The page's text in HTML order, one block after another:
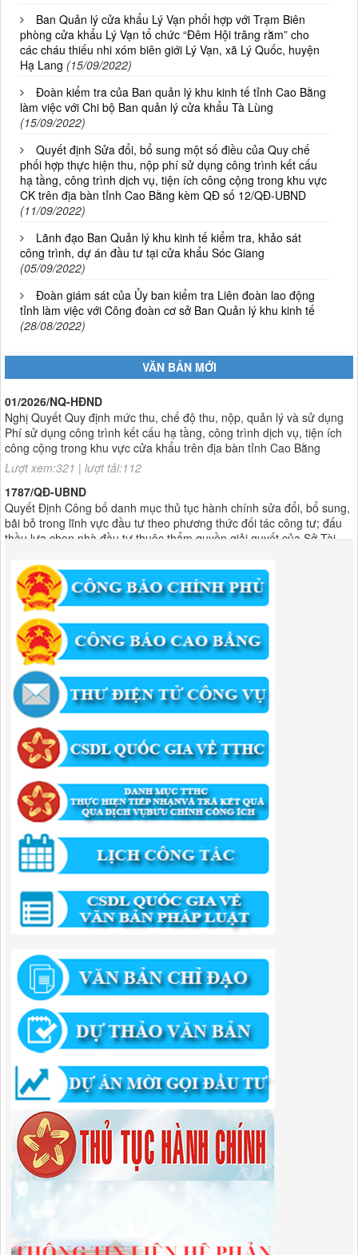
Ban Quản lý cửa khẩu Lý Vạn phối hợp với Trạm Biên
phòng cửa khẩu Lý Vạn tổ chức “Đêm Hội trăng rằm” cho
các cháu thiếu nhi xóm biên giới Lý Vạn, xã Lý Quốc, huyện
Hạ Lang (15/09/2022)
Đoàn kiểm tra của Ban quản lý khu kinh tế tỉnh Cao Bằng
làm việc với Chi bộ Ban quản lý cửa khẩu Tà Lùng
(15/09/2022)
Quyết định Sửa đổi, bổ sung một số điều của Quy chế
phối hợp thực hiện thu, nộp phí sử dụng công trình kết cấu
hạ tầng, công trình dịch vụ, tiện ích công cộng trong khu vực
CK trên địa bàn tỉnh Cao Bằng kèm QĐ số 12/QĐ-UBND
(11/09/2022)
Lãnh đạo Ban Quản lý khu kinh tế kiểm tra, khảo sát
công trình, dự án đầu tư tại cửa khẩu Sóc Giang
(05/09/2022)
Đoàn giám sát của Ủy ban kiểm tra Liên đoàn lao động
tỉnh làm việc với Công đoàn cơ sở Ban Quản lý khu kinh tế
(28/08/2022)
VĂN BẢN MỚI
01/2026/NQ-HĐND
Nghị Quyết Quy định mức thu, chế độ thu, nộp, quản lý và sử dụng
Phí sử dụng công trình kết cấu hạ tầng, công trình dịch vụ, tiện ích
công cộng trong khu vực cửa khẩu trên địa bàn tỉnh Cao Bằng
Lượt xem:321 | lượt tải:112
1787/QĐ-UBND
Quyết Định Công bố danh mục thủ tục hành chính sửa đổi, bổ sung,
bãi bỏ trong lĩnh vực đầu tư theo phương thức đối tác công tư; đấu
thầu lựa chọn nhà đầu tư thuộc thẩm quyền giải quyết của Sở Tài
chính, Ban Quản lý Khu kinh tế tỉnh, UBND cấp xã tỉnh CB
182/QĐ-BQLKKT
Quyết Định Công khai điều chỉnh, bổ sung Kế hoạch vốn đầu tư
công năm 2025
Lượt xem:459 | lượt tải:351
1174/QĐ-UBND
QUYẾT ĐỊNH Về việc công bố danh mục thủ tục HC được sửa đổi,bổ
sung và phê duyệt quy trình nội bộ giải quyết TTHC trong lĩnh vực
hoạt động xây dựng theo quy định phân quyền,phân cấp,phân định
thẩm quyền thuộc phạm vi giải quyết của Ban QLKKT
Lượt xem:437 | lượt tải:525
346/QĐ-UBND
hành chính trong lĩnh vực khu công nghiệp, khu kinh tế thuộc thẩm
quyền giải quyết của Ban Quản lý Khu kinh tế tỉnh Cao Bằng
Lượt xem:515 | lượt tải:318
55/QĐ-BQLKKT
QUYẾT ĐỊNH Công khai điều chỉnh, bổ sung Kế hoạch vốn đầu tư
Lượt xem:825 | lượt tải:422
294/QĐ-UBND
hành chính trong lĩnh vực đầu tư tại Việt Nam thuộc thẩm quyền giải
quyết của Ban Quản lý Khu kinh tế tỉnh Cao Bằng
Lượt xem:674 | lượt tải:203
292/QĐ-UBND
Quyết định về việc công bố danh mục thủ tục hành chính mới ban
hành trong lĩnh vực khu công nghiệp, khu kinh tế thuộc thẩm quyền
giải quyết của Ban Quản lý Khu kinh tế tỉnh Cao Bằng
Lượt xem:519 | lượt tải:364
314/QĐ-BQLKKT
QUYẾT ĐỊNH Về việc công bố công khai thu hồi dự toán chi ngân
sách năm 2024
Lượt xem:491 | lượt tải:338
225/QĐ-BQLKKT
QUYẾT ĐỊNH Về việc công bố công khai giao dự toán chi ngân sách
năm 2024
Lượt xem:603 | lượt tải:651